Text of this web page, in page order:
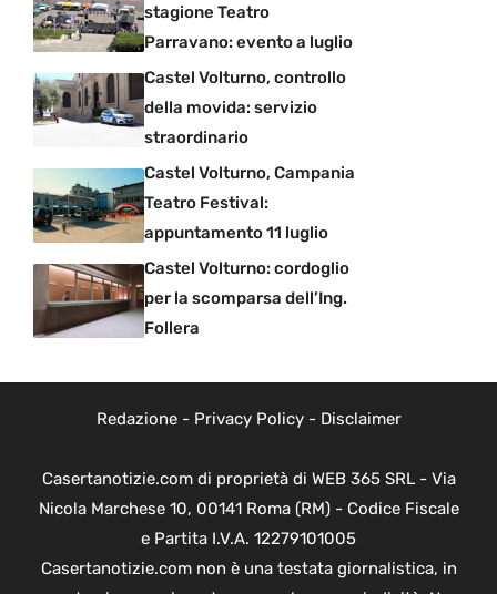
stagione Teatro
Parravano: evento a luglio
Castel Volturno, controllo
della movida: servizio
straordinario
Castel Volturno, Campania
Teatro Festival:
appuntamento 11 luglio
Castel Volturno: cordoglio
per la scomparsa dell’Ing.
Follera
Redazione- Privacy Policy- Disclaimer
Casertanotizie.com di proprietà di WEB 365 SRL - Via
Nicola Marchese 10, 00141 Roma (RM) - Codice Fiscale
e Partita I.V.A. 12279101005
Casertanotizie.com non è una testata giornalistica, in